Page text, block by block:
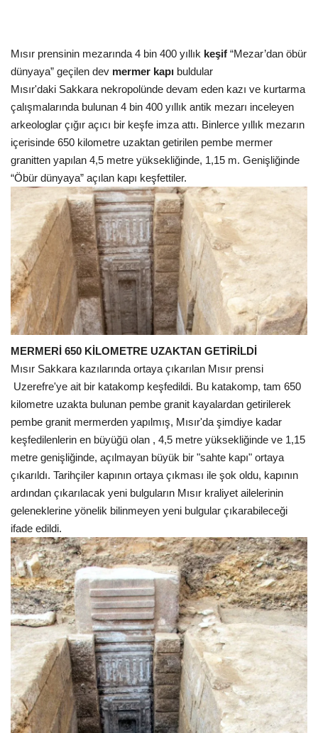
Ekonomi
Gündem
Dünya
Mısır prensinin mezarında 4 bin 400 yıllık keşif “Mezar’dan öbür
dünyaya” geçilen dev mermer kapı buldular
Mısır'daki Sakkara nekropolünde devam eden kazı ve kurtarma
çalışmalarında bulunan 4 bin 400 yıllık antik mezarı inceleyen
arkeologlar çığır açıcı bir keşfe imza attı. Binlerce yıllık mezarın
içerisinde 650 kilometre uzaktan getirilen pembe mermer
granitten yapılan 4,5 metre yüksekliğinde, 1,15 m. Genişliğinde
“Öbür dünyaya” açılan kapı keşfettiler.
MERMERİ 650 KİLOMETRE UZAKTAN GETİRİLDİ
Mısır Sakkara kazılarında ortaya çıkarılan Mısır prensi
Uzerefre'ye ait bir katakomp keşfedildi. Bu katakomp, tam 650
kilometre uzakta bulunan pembe granit kayalardan getirilerek
pembe granit mermerden yapılmış, Mısır'da şimdiye kadar
keşfedilenlerin en büyüğü olan , 4,5 metre yüksekliğinde ve 1,15
metre genişliğinde, açılmayan büyük bir "sahte kapı" ortaya
çıkarıldı. Tarihçiler kapının ortaya çıkması ile şok oldu, kapının
ardından çıkarılacak yeni bulguların Mısır kraliyet ailelerinin
geleneklerine yönelik bilinmeyen yeni bulgular çıkarabileceği
ifade edildi.